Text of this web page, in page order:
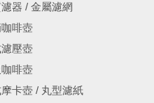
器 / 金屬濾網
啡壺
壓壺
啡壺
卡壺 / 丸型濾紙